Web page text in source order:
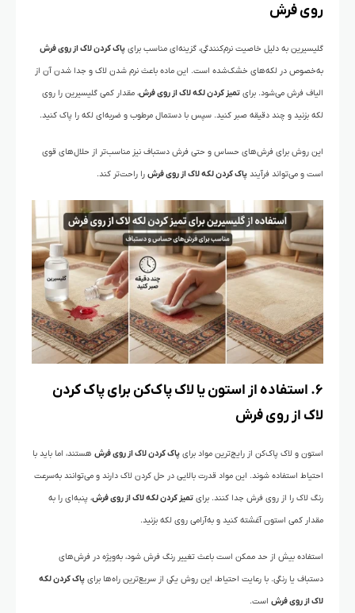
روی فرش
گلیسیرین به دلیل خاصیت نرم‌کنندگی، گزینه‌ای مناسب برای پاک کردن لاک از روی فرش
به‌خصوص در لکه‌های خشک‌شده است. این ماده باعث نرم شدن لاک و جدا شدن آن از
الیاف فرش می‌شود. برای تمیز کردن لکه لاک از روی فرش، مقدار کمی گلیسیرین را روی
لکه بزنید و چند دقیقه صبر کنید. سپس با دستمال مرطوب و ضربه‌ای لکه را پاک کنید.
این روش برای فرش‌های حساس و حتی فرش دستباف نیز مناسب‌تر از حلال‌های قوی
است و می‌تواند فرآیند پاک کردن لکه لاک از روی فرش را راحت‌تر کند.
۶. استفاده از استون یا لاک پاک‌کن برای پاک کردن
لاک از روی فرش
استون و لاک پاک‌کن از رایج‌ترین مواد برای پاک کردن لاک از روی فرش هستند، اما باید با
احتیاط استفاده شوند. این مواد قدرت بالایی در حل کردن لاک دارند و می‌توانند به‌سرعت
رنگ لاک را از روی فرش جدا کنند. برای تمیز کردن لکه لاک از روی فرش، پنبه‌ای را به
مقدار کمی استون آغشته کنید و به‌آرامی روی لکه بزنید.
استفاده بیش از حد ممکن است باعث تغییر رنگ فرش شود، به‌ویژه در فرش‌های
دستباف یا رنگی. با رعایت احتیاط، این روش یکی از سریع‌ترین راه‌ها برای پاک کردن لکه
لاک از روی فرش است.